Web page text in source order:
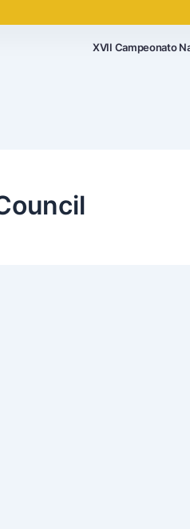
XVII Campeonato